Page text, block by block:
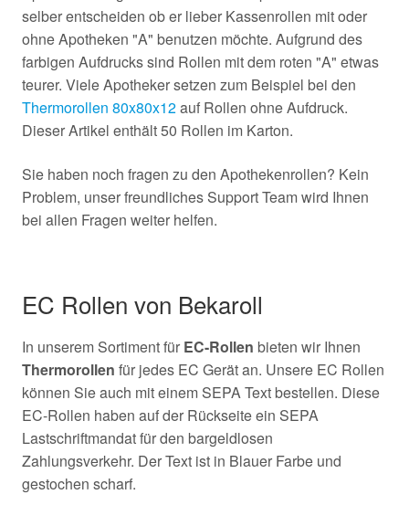
selber entscheiden ob er lieber Kassenrollen mit oder
ohne Apotheken "A" benutzen möchte. Aufgrund des
farbigen Aufdrucks sind Rollen mit dem roten "A" etwas
teurer. Viele Apotheker setzen zum Beispiel bei den
Thermorollen 80x80x12auf Rollen ohne Aufdruck.
Dieser Artikel enthält 50 Rollen im Karton.
Sie haben noch fragen zu den Apothekenrollen? Kein
Problem, unser freundliches Support Team wird Ihnen
bei allen Fragen weiter helfen.
EC Rollen von Bekaroll
In unserem Sortiment für EC-Rollen bieten wir Ihnen
Thermorollen für jedes EC Gerät an. Unsere EC Rollen
können Sie auch mit einem SEPA Text bestellen. Diese
EC-Rollen haben auf der Rückseite ein SEPA
Lastschriftmandat für den bargeldlosen
Zahlungsverkehr. Der Text ist in Blauer Farbe und
gestochen scharf.